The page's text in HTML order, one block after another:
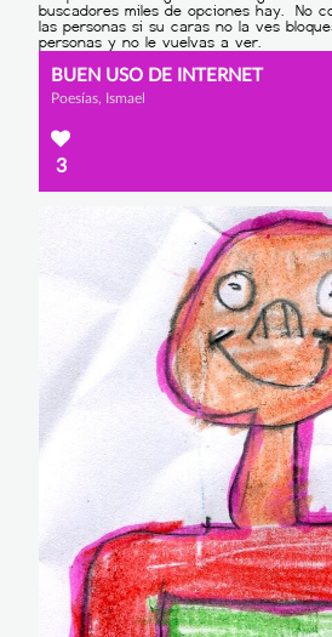
BUEN USO DE INTERNET
Poesías, Ismael
3